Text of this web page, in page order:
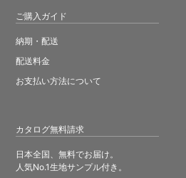
カタログ無料請求
日本全国、無料でお届け。
人気No.1生地サンプル付き。
ご購入ガイド
納期・配送
配送料金
お支払い方法について